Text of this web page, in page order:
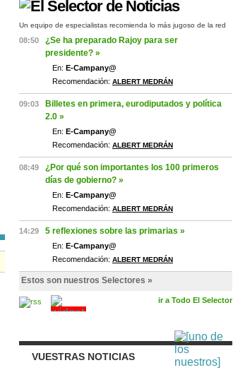
Un equipo de especialistas recomienda lo más jugoso de la red
08:50
¿Se ha preparado Rajoy para ser
presidente? »
En: E-Campany@
Recomendación: ALBERT MEDRÁN
09:03
Billetes en primera, eurodiputados y política
2.0 »
En: E-Campany@
Recomendación: ALBERT MEDRÁN
08:49
¿Por qué son importantes los 100 primeros
días de gobierno? »
En: E-Campany@
Recomendación: ALBERT MEDRÁN
14:29 5 reflexiones sobre las primarias »
En: E-Campany@
Recomendación: ALBERT MEDRÁN
Estos son nuestros Selectores »
ir a Todo El Selector
VUESTRAS NOTICIAS